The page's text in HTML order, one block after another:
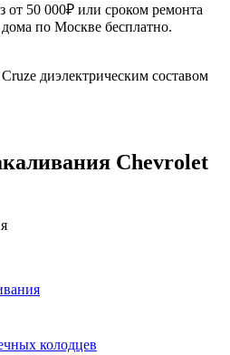
50 000₽ или сроком ремонта
по Москве бесплатно.
диэлектрическим составом
Chevrolet
колодцев